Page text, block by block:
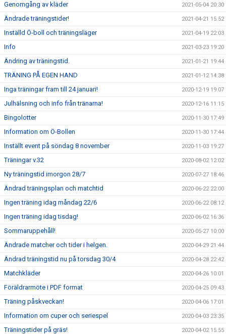
Genomgång av kläder 2021-05-04 20:30
Ändrade träningstider! 2021-04-21 15:52
Inställd Ö-boll och träningsläger 2021-04-19 22:03
Info 2021-03-23 19:20
Ändring av träningstid. 2021-01-21 19:44
TRÄNING PÅ EGEN HAND 2021-01-12 14:38
Inga träningar fram till 24 januari! 2020-12-19 19:07
Julhälsning och info från tränarna! 2020-12-16 11:15
Bingolotter 2020-11-30 17:49
Information om Ö-Bollen 2020-11-30 17:44
Inställt event på söndag 8 november 2020-11-03 19:27
Träningar v.32 2020-08-02 12:02
Ny träningstid imorgon 28/7 2020-07-27 18:46
Ändrad träningsplan och matchtid 2020-06-22 22:00
Ingen träning idag måndag 22/6 2020-06-22 08:12
Ingen träning idag tisdag! 2020-06-02 16:36
Sommaruppehåll! 2020-05-27 10:00
Ändrade matcher och tider i helgen. 2020-04-29 21:44
Ändrad träningstid nu på torsdag 30/4 2020-04-28 22:42
Matchkläder 2020-04-26 10:01
Föräldrarmöte i PDF format 2020-04-25 09:43
Träning påskveckan! 2020-04-06 17:01
Information om cuper och seriespel 2020-04-03 23:35
Träningstider på gräs! 2020-04-02 15:55